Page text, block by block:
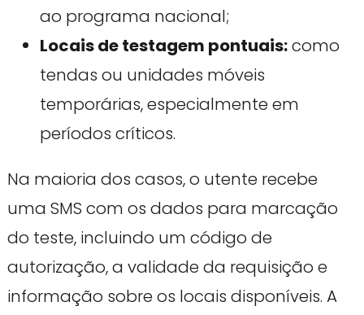
ao programa nacional;
Locais de testagem pontuais:como
tendas ou unidades móveis
temporárias, especialmente em
períodos críticos.
Na maioria dos casos, o utente recebe
uma SMS com os dados para marcação
do teste, incluindo um código de
autorização, a validade da requisição e
informação sobre os locais disponíveis. A